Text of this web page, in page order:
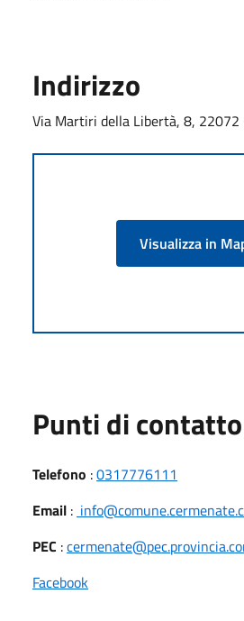
Indirizzo
Via Martiri della Libertà, 8, 22072
Visualizza in
Punti di contatto
Telefono :0317776111
Email :
PEC :
Facebook